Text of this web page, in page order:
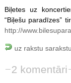
Biļetes uz
“Biļešu paradīzes”
http://
uz rakstu sarakstu
2 komentāri